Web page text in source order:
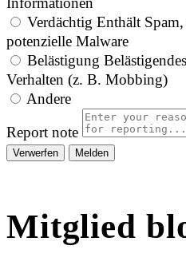
Verdächtig Enthält
potenzielle Malware
Belästigung
Verhalten (z. B. Mobbing)
Andere
Report note
Melden
Mitglied